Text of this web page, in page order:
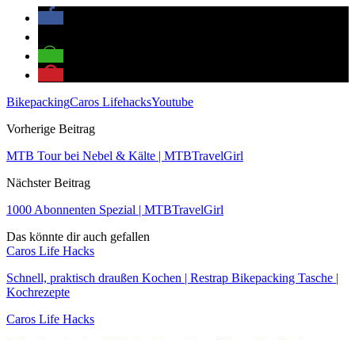
BikepackingCaros LifehacksYoutube
Vorherige Beitrag
MTB Tour bei Nebel & Kälte | MTBTravelGirl
Nächster Beitrag
1000 Abonnenten Spezial | MTBTravelGirl
Das könnte dir auch gefallen
Caros Life Hacks
Schnell, praktisch draußen Kochen | Restrap Bikepacking Tasche |
Kochrezepte
Caros Life Hacks